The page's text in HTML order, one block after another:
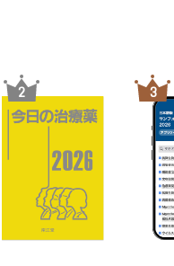
家族も超高齢
入所を勧められ
認知症の妻の介
勧められようと
食事を中断して
がらも全介助し
外来での高齢者
受け入れの悪
超高齢者は自
牲になりそう
BPSDを示す認
，自分で判断できる人なのに…
析中止」の意向が伝えられた
ない状態なのに…
思が反映されない決定
いい」という本人の言葉ど
ているのに…
せずに胃瘻を造設しようとし
るときもあるのに…
に聞かないのはなぜ？
2 3